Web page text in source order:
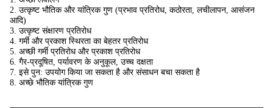
2. उत्कृष्ट भौतिक और यांत्रिक गुण (प्रभाव प्रतिरोध, कठोरता, लचीलापन, आसंजन
आदि)
3. उत्कृष्ट संक्षारण प्रतिरोध
4. गर्मी और प्रकाश स्थिरता का बेहतर प्रतिरोध
5. अच्छी गर्मी प्रतिरोध और प्रकाश प्रतिरोध
6. गैर-प्रदूषित, पर्यावरण के अनुकूल, उच्च दक्षता
7. इसे पुन: उपयोग किया जा सकता है और संसाधन बचा सकता है
8. अच्छे भौतिक यांत्रिक गुण